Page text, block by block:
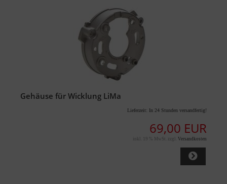
Gehäuse für Wicklung LiMa
Lieferzeit: In 24 Stunden versandfertig!
69,00 EUR
inkl. 19 % MwSt. zzgl. Versandkosten